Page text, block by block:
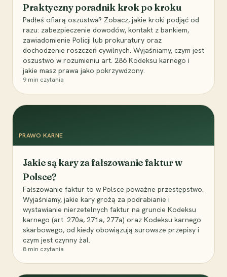
Praktyczny poradnik krok po kroku
Padłeś ofiarą oszustwa? Zobacz, jakie kroki podjąć od
razu: zabezpieczenie dowodów, kontakt z bankiem,
zawiadomienie Policji lub prokuratury oraz
dochodzenie roszczeń cywilnych. Wyjaśniamy, czym jest
oszustwo w rozumieniu art. 286 Kodeksu karnego i
jakie masz prawa jako pokrzywdzony.
9 min czytania
PRAWO KARNE
Jakie są kary za fałszowanie faktur w
Polsce?
Fałszowanie faktur to w Polsce poważne przestępstwo.
Wyjaśniamy, jakie kary grożą za podrabianie i
wystawianie nierzetelnych faktur na gruncie Kodeksu
karnego (art. 270a, 271a, 277a) oraz Kodeksu karnego
skarbowego, od kiedy obowiązują surowsze przepisy i
czym jest czynny żal.
8 min czytania